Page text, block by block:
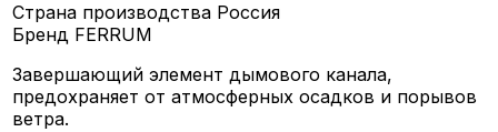
Страна производства Россия
Бренд FERRUM
Завершающий элемент дымового канала,
предохраняет от атмосферных осадков и порывов
ветра.